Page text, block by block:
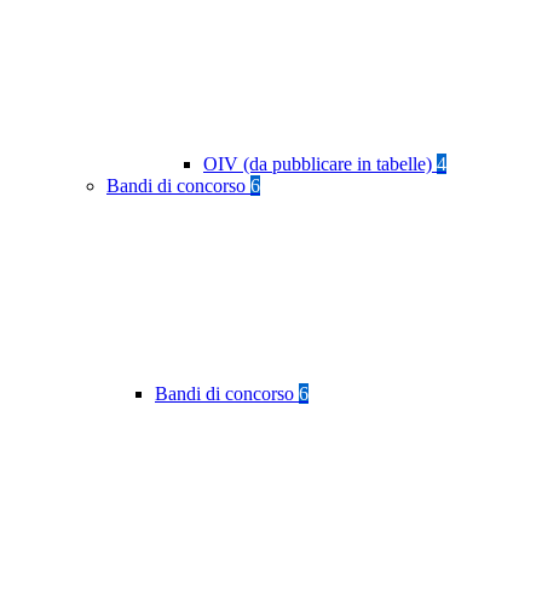
OIV (da pubblicare in tabelle) 4
Bandi di concorso 6
Bandi di concorso 6